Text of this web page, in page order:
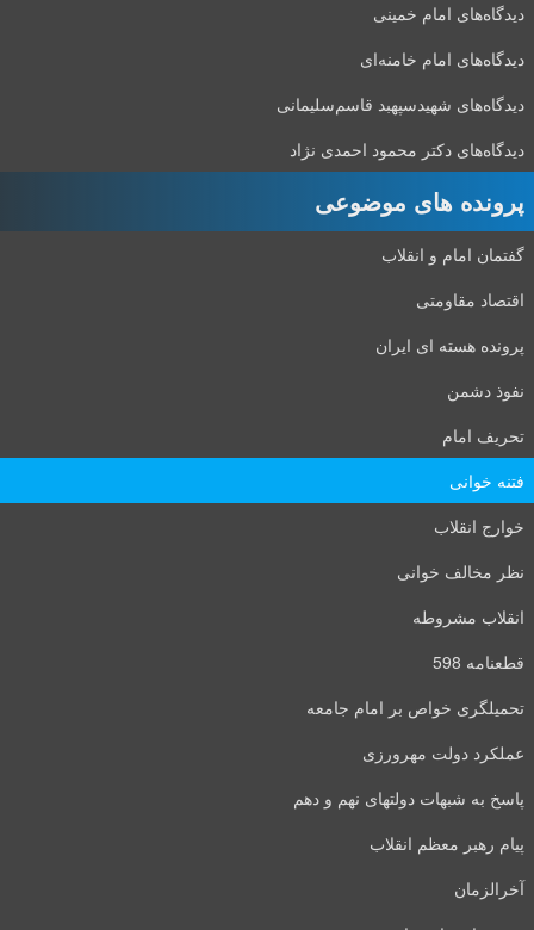
دیدگاه‌های امام خمینی
دیدگاه‌های امام خامنه‌ای
دیدگاه‌های شهید‌سپهبد قاسم‌سلیمانی
دیدگاه‌های دکتر محمود احمدی نژاد
پرونده های موضوعی
گفتمان امام و انقلاب
اقتصاد مقاومتی
پرونده هسته ای ایران
نفوذ دشمن
تحریف امام
فتنه خوانی
خوارج انقلاب
نظر مخالف خوانی
انقلاب مشروطه
قطعنامه 598
تحمیلگری خواص بر امام جامعه
عملکرد دولت مهرورزی
پاسخ به شبهات دولتهای نهم و دهم
پیام رهبر معظم انقلاب
آخرالزمان